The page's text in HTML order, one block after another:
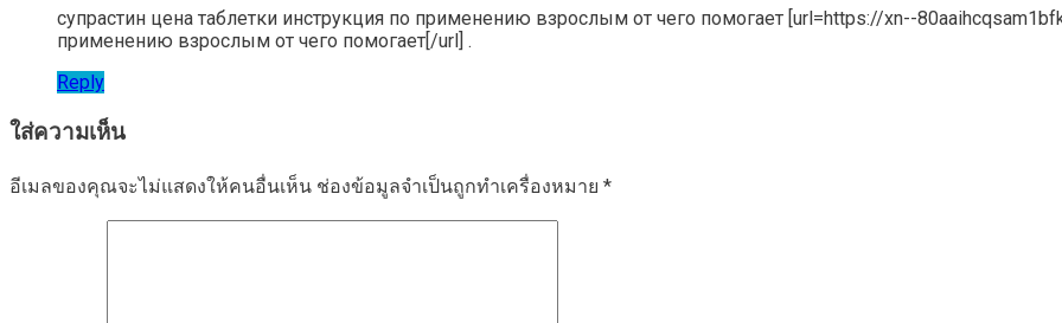
супрастин цена таблетки инструкция по применению взрослым от чего помогает [url=https://xn--
применению взрослым от чего помогает[/url] .
Reply
ใส่ความเห็น
อีเมลของคุณจะไม่แสดงให้คนอื่นเห็น ช่องข้อมูลจำเป็นถูกทำเครื่องหมาย *